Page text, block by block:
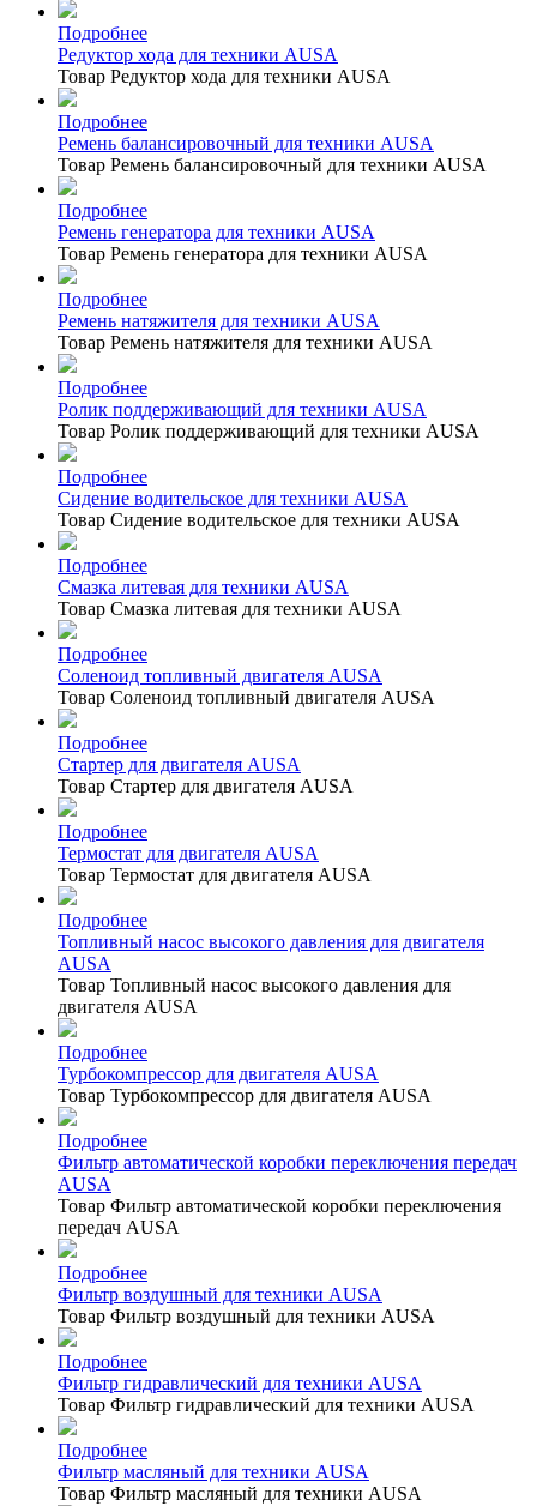
Подробнее
Редуктор хода для техники AUSA
Товар Редуктор хода для техники AUSA
Подробнее
Ремень балансировочный для техники AUSA
Товар Ремень балансировочный для техники AUSA
Подробнее
Ремень генератора для техники AUSA
Товар Ремень генератора для техники AUSA
Подробнее
Ремень натяжителя для техники AUSA
Товар Ремень натяжителя для техники AUSA
Подробнее
Ролик поддерживающий для техники AUSA
Товар Ролик поддерживающий для техники AUSA
Подробнее
Сидение водительское для техники AUSA
Товар Сидение водительское для техники AUSA
Подробнее
Смазка литевая для техники AUSA
Товар Смазка литевая для техники AUSA
Подробнее
Соленоид топливный двигателя AUSA
Товар Соленоид топливный двигателя AUSA
Подробнее
Стартер для двигателя AUSA
Товар Стартер для двигателя AUSA
Подробнее
Термостат для двигателя AUSA
Товар Термостат для двигателя AUSA
Подробнее
Топливный насос высокого давления для двигателя
AUSA
Товар Топливный насос высокого давления для
двигателя AUSA
Подробнее
Турбокомпрессор для двигателя AUSA
Товар Турбокомпрессор для двигателя AUSA
Подробнее
Фильтр автоматической коробки переключения передач
AUSA
Товар Фильтр автоматической коробки переключения
передач AUSA
Подробнее
Фильтр воздушный для техники AUSA
Товар Фильтр воздушный для техники AUSA
Подробнее
Фильтр гидравлический для техники AUSA
Товар Фильтр гидравлический для техники AUSA
Подробнее
Фильтр масляный для техники AUSA
Товар Фильтр масляный для техники AUSA